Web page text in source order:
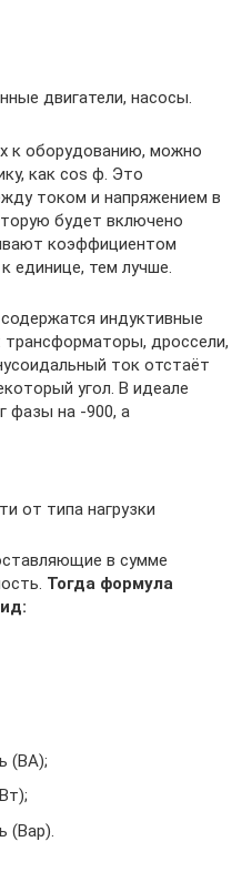
двигатели, насосы.
к оборудованию, можно
как cos ϕ. Это
током и напряжением в
будет включено
коэффициентом
единице, тем лучше.
индуктивные
дроссели,
ток отстаёт
угол. В идеале
фазы на -900, а
от типа нагрузки
в сумме
Тогда формула
(ВА);
(Вар).